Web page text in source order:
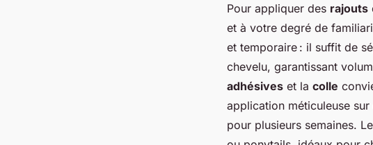
Pour appliquer des rajouts
et à votre degré de
et temporaire : il suffit de
chevelu, garantissant
adhésives et la colle
application méticuleuse
pour plusieurs semaines.